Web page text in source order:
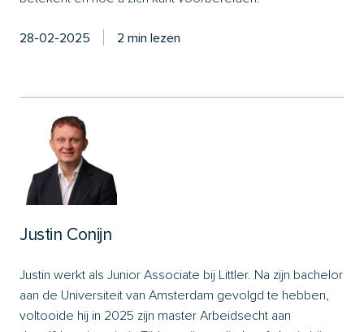
28-02-2025 2 min lezen
Justin Conijn
Justin werkt als Junior Associate bij Littler. Na zijn bachelor
aan de Universiteit van Amsterdam gevolgd te hebben,
voltooide hij in 2025 zijn master Arbeidsecht aan